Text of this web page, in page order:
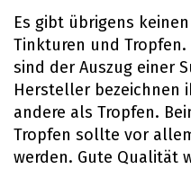
Es gibt übrigens
Tinkturen und
sind der Auszug einer
Hersteller bezeichnen
andere als Tropfen.
Tropfen sollte vor
werden. Gute Qualität